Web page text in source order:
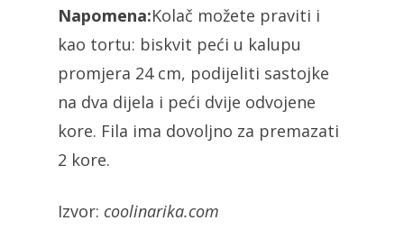
Napomena:Kolač možete praviti i
kao tortu: biskvit peći u kalupu
promjera 24 cm, podijeliti sastojke
na dva dijela i peći dvije odvojene
kore. Fila ima dovoljno za premazati
2 kore.
Izvor: coolinarika.com